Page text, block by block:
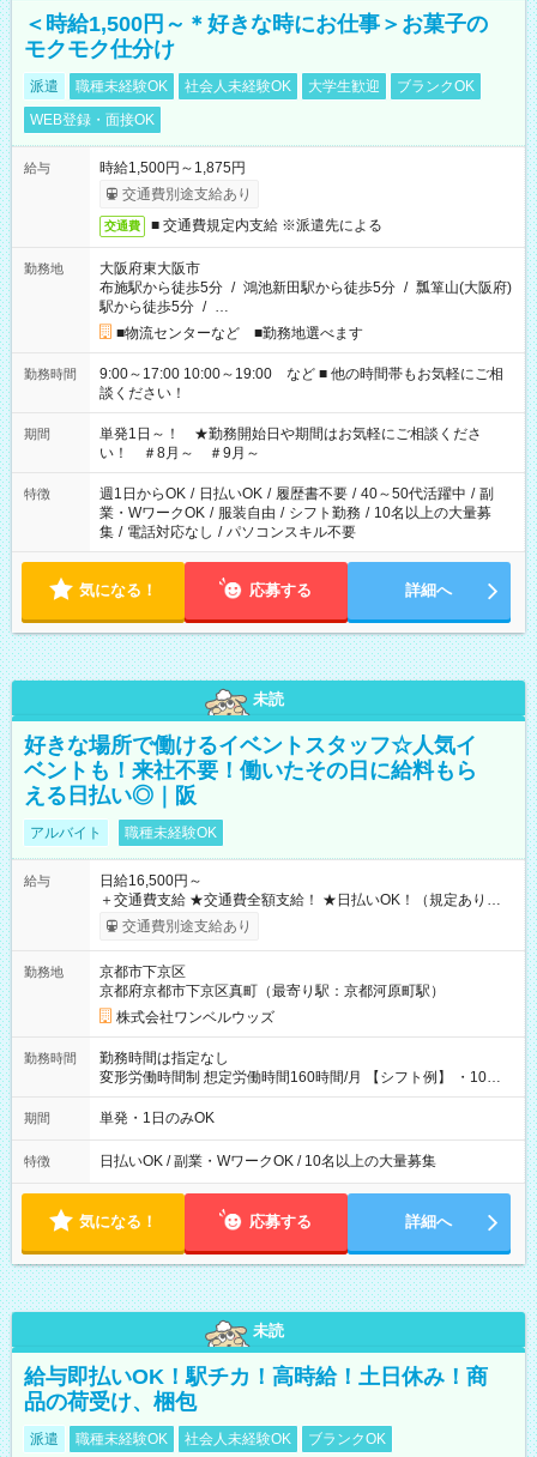
＜時給1,500円～＊好きな時にお仕事＞お菓子の
モクモク仕分け
派遣 職種未経験OK 社会人未経験OK 大学生歓迎
ブランクOK
WEB登録・面接OK
給与
時給1,500円～1,875円
交通費別途支給あり
交通費 ■ 交通費規定内支給 ※派遣先による
勤務地
大阪府東大阪市
布施駅から徒歩5分 / 鴻池新田駅から徒歩5分 / 瓢箪山(大阪府)
駅から徒歩5分 / …
■物流センターなど ■勤務地選べます
勤務時間
9:00～17:00 10:00～19:00 など ■ 他の時間帯もお気軽にご相
談ください！
期間
単発1日～！ ★勤務開始日や期間はお気軽にご相談くださ
い！ ＃8月～ ＃9月～
特徴 週1日からOK / 日払いOK / 履歴書不要 / 40～50代活躍中 / 副
業・WワークOK / 服装自由 / シフト勤務 / 10名以上の大量募
集 / 電話対応なし / パソコンスキル不要
気になる！ 応募する 詳細へ
未読
好きな場所で働けるイベントスタッフ☆人気イ
ベントも！来社不要！働いたその日に給料もら
える日払い◎｜阪
アルバイト 職種未経験OK
給与
日給16,500円～
＋交通費支給 ★交通費全額支給！ ★日払いOK！（規定あり） ┗
働いたその日に現金GET♪ お仕事後はコンビニATMから 日払
交通費別途支給あり
勤務地
京都市下京区
京都府京都市下京区真町（最寄り駅：京都河原町駅）
株式会社ワンベルウッズ
勤務時間
勤務時間は指定なし
変形労働時間制 想定労働時間160時間/月 【シフト例】 ・10：
00～20：00
期間 単発・1日のみOK
特徴 日払いOK / 副業・WワークOK / 10名以上の大量募集
気になる！ 応募する 詳細へ
未読
給与即払いOK！駅チカ！高時給！土日休み！商
品の荷受け、梱包
派遣 職種未経験OK 社会人未経験OK
ブランクOK